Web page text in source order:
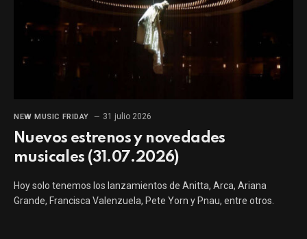
NEW MUSIC FRIDAY 31 julio 2026
Nuevos estrenos y novedades
musicales (31.07.2026)
Hoy solo tenemos los lanzamientos de Anitta, Arca, Ariana
Grande, Francisca Valenzuela, Pete Yorn y Pnau, entre otros.